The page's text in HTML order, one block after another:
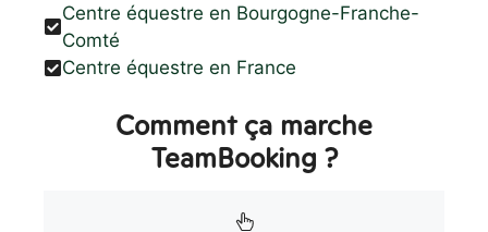
Centre équestre en Bourgogne-Franche-
Comté
Centre équestre en France
Comment ça marche
TeamBooking ?